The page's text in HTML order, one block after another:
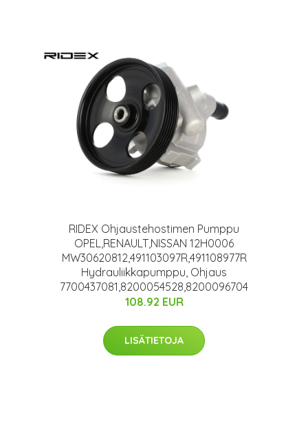
RIDEX Ohjaustehostimen Pumppu
OPEL,RENAULT,NISSAN 12H0006
MW30620812,491103097R,491108977R
Hydrauliikkapumppu, Ohjaus
7700437081,8200054528,8200096704
108.92 EUR
LISÄTIETOJA